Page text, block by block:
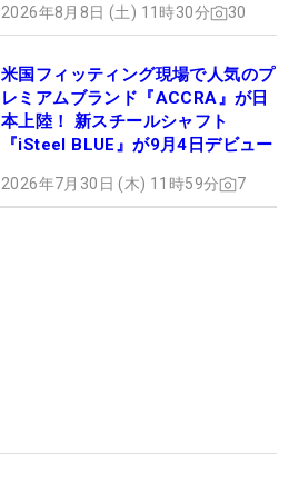
2026年8月8日 (土) 11時30分 30
米国フィッティング現場で人気のプ
レミアムブランド『ACCRA』が日
本上陸！ 新スチールシャフト
『iSteel BLUE』が9月4日デビュー
2026年7月30日 (木) 11時59分 7